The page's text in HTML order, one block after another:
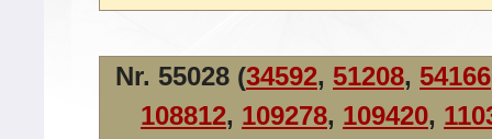
Nr. 55028 (34592, 51208, 54166
108812, 109278, 109420,